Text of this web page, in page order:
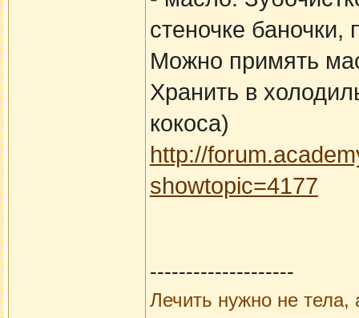
стеночке баночки,
Можно примять
Хранить в
кокоса)
http://
showtopic=4177
--------------------
Лечить нужно не тела,